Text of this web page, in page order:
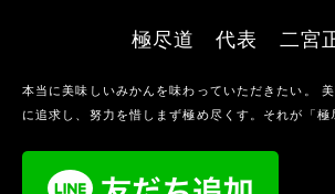
極尽道 代表 二宮
本当に美味しいみかんを味わっていただきたい。
に追求し、努力を惜しまず極め尽くす。それが「極